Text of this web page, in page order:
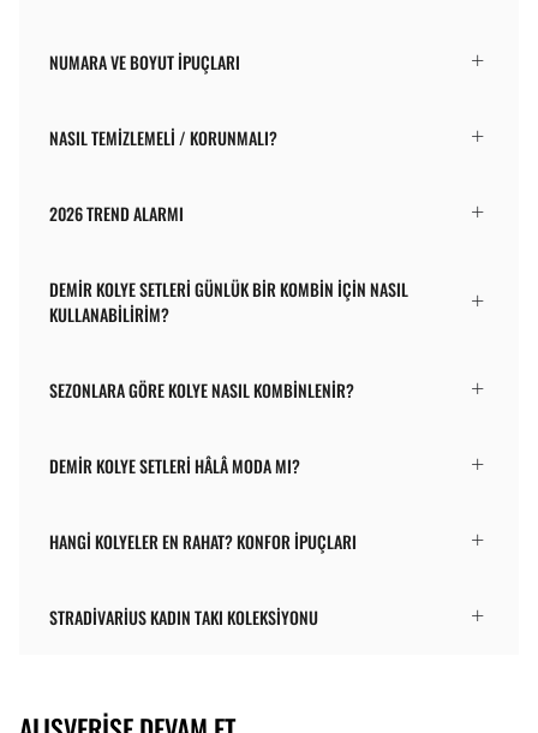
NUMARA VE BOYUT İPUÇLARI
NASIL TEMIZLEMELI / KORUNMALI?
2026 TREND ALARMI
DEMIR KOLYE SETLERI GÜNLÜK BIR KOMBIN IÇIN NASIL
KULLANABILIRIM?
SEZONLARA GÖRE KOLYE NASIL KOMBINLENIR?
DEMIR KOLYE SETLERI HÂLÂ MODA MI?
HANGI KOLYELER EN RAHAT? KONFOR IPUÇLARI
STRADIVARIUS KADIN TAKI KOLEKSIYONU